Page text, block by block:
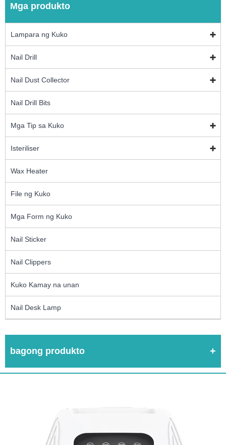
Mga produkto
Lampara ng Kuko
Nail Drill
Nail Dust Collector
Nail Drill Bits
Mga Tip sa Kuko
Isteriliser
Wax Heater
File ng Kuko
Mga Form ng Kuko
Nail Sticker
Nail Clippers
Kuko Kamay na unan
Nail Desk Lamp
bagong produkto